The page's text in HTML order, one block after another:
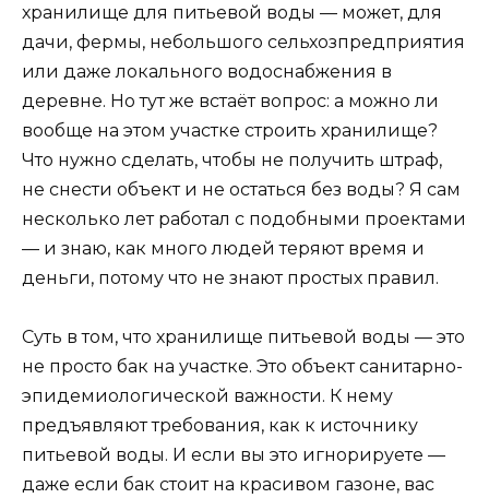
хранилище для питьевой воды — может, для
дачи, фермы, небольшого сельхозпредприятия
или даже локального водоснабжения в
деревне. Но тут же встаёт вопрос: а можно ли
вообще на этом участке строить хранилище?
Что нужно сделать, чтобы не получить штраф,
не снести объект и не остаться без воды? Я сам
несколько лет работал с подобными проектами
— и знаю, как много людей теряют время и
деньги, потому что не знают простых правил.
Суть в том, что хранилище питьевой воды — это
не просто бак на участке. Это объект санитарно-
эпидемиологической важности. К нему
предъявляют требования, как к источнику
питьевой воды. И если вы это игнорируете —
даже если бак стоит на красивом газоне, вас